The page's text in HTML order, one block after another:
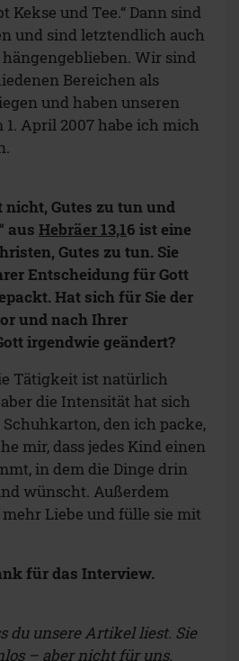
Kekse und Tee.“ Dann sind
und sind letztendlich auch
Wir sind
Bereichen als
und haben unseren
April 2007 habe ich mich
nicht, Gutes zu tun und
aus Hebräer 13,16 ist eine
Gutes zu tun. Sie
Entscheidung für Gott
Hat sich für Sie der
und nach Ihrer
irgendwie geändert?
Tätigkeit ist natürlich
die Intensität hat sich
den ich packe,
mir, dass jedes Kind einen
in dem die Dinge drin
wünscht. Außerdem
Liebe und fülle sie mit
für das Interview.
du unsere Artikel liest. Sie
– aber nicht für uns.